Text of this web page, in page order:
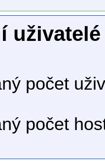
uživatelé
počet
počet